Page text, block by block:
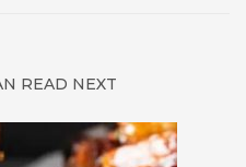
READ NEXT